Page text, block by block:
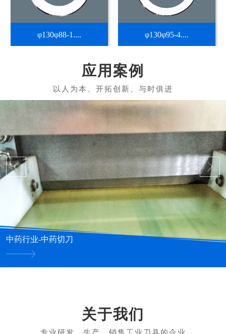
φ130φ88-1.... φ130φ95-4....
应用案例
中药行业-中药切刀
关于我们